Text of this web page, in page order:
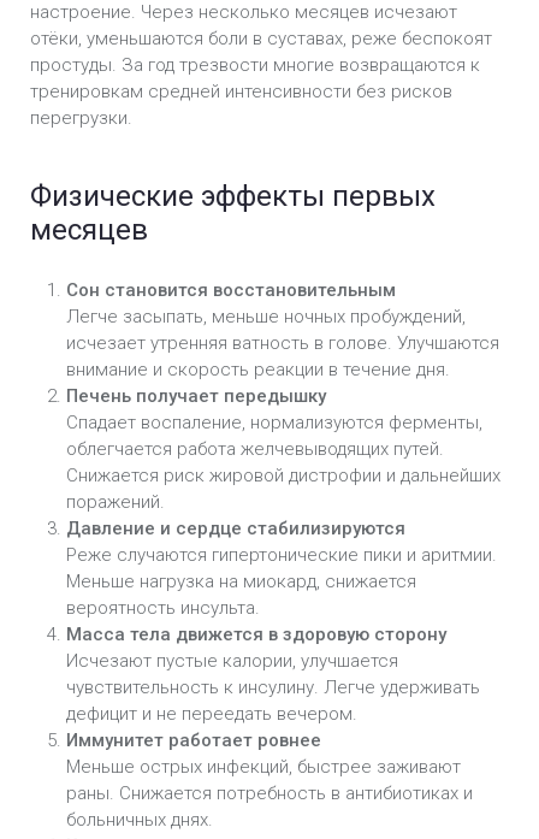
настроение. Через несколько месяцев исчезают
отёки, уменьшаются боли в суставах, реже беспокоят
простуды. За год трезвости многие возвращаются к
тренировкам средней интенсивности без рисков
перегрузки.
Физические эффекты первых
месяцев
Сон становится восстановительным
Легче засыпать, меньше ночных пробуждений,
исчезает утренняя ватность в голове. Улучшаются
внимание и скорость реакции в течение дня.
Печень получает передышку
Спадает воспаление, нормализуются ферменты,
облегчается работа желчевыводящих путей.
Снижается риск жировой дистрофии и дальнейших
поражений.
Давление и сердце стабилизируются
Реже случаются гипертонические пики и аритмии.
Меньше нагрузка на миокард, снижается
вероятность инсульта.
Масса тела движется в здоровую сторону
Исчезают пустые калории, улучшается
чувствительность к инсулину. Легче удерживать
дефицит и не переедать вечером.
Иммунитет работает ровнее
Меньше острых инфекций, быстрее заживают
раны. Снижается потребность в антибиотиках и
больничных днях.